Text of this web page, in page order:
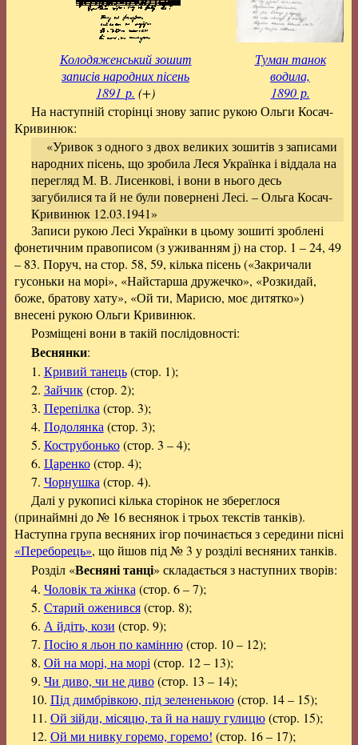
Колодяженський зошит
записів народних пісень
1891 р. (+)
Туман танок
водила,
1890 р.
На наступній сторінці знову запис рукою Ольги Косач-
Кривинюк:
«Уривок з одного з двох великих зошитів з записами
народних пісень, що зробила Леся Українка і віддала на
перегляд М. В. Лисенкові, і вони в нього десь
загубилися та й не були повернені Лесі. – Ольга Косач-
Кривинюк 12.03.1941»
Записи рукою Лесі Українки в цьому зошиті зроблені
фонетичним правописом (з уживанням j) на стор. 1 – 24, 49
– 83. Поруч, на стор. 58, 59, кілька пісень («Закричали
гусоньки на морі», «Найстарша дружечко», «Розкидай,
боже, братову хату», «Ой ти, Марисю, моє дитятко»)
внесені рукою Ольги Кривинюк.
Розміщені вони в такій послідовності:
Веснянки:
1. Кривий танець(стор. 1);
2. Зайчик(стор. 2);
3. Перепілка (стор. 3);
4. Подолянка (стор. 3);
5. Кострубонько(стор. 3 – 4);
6. Царенко(стор. 4);
7. Чорнушка (стор. 4).
Далі у рукописі кілька сторінок не збереглося
(принаймні до № 16 веснянок і трьох текстів танків).
Наступна група весняних ігор починається з середини пісні
«Переборець», що йшов під № 3 у розділі весняних танків.
Розділ «Весняні танці» складається з наступних творів:
4. Чоловік та жінка (стор. 6 – 7);
5. Старий оженився(стор. 8);
6. А йдіть, кози (стор. 9);
7. Посію я льон по камінню(стор. 10 – 12);
8. Ой на морі, на морі (стор. 12 – 13);
9. Чи диво, чи не диво(стор. 13 – 14);
10. Під димбрівкою, під зелененькою(стор. 14 – 15);
11. Ой зійди, місяцю, та й на нашу гулицю(стор. 15);
12. Ой ми нивку горемо, горемо! (стор. 16 – 17);